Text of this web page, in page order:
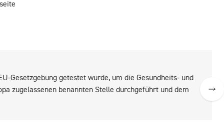
Gesetzgebung getestet wurde, um die Gesundheits- und
zugelassenen benannten Stelle durchgeführt und dem